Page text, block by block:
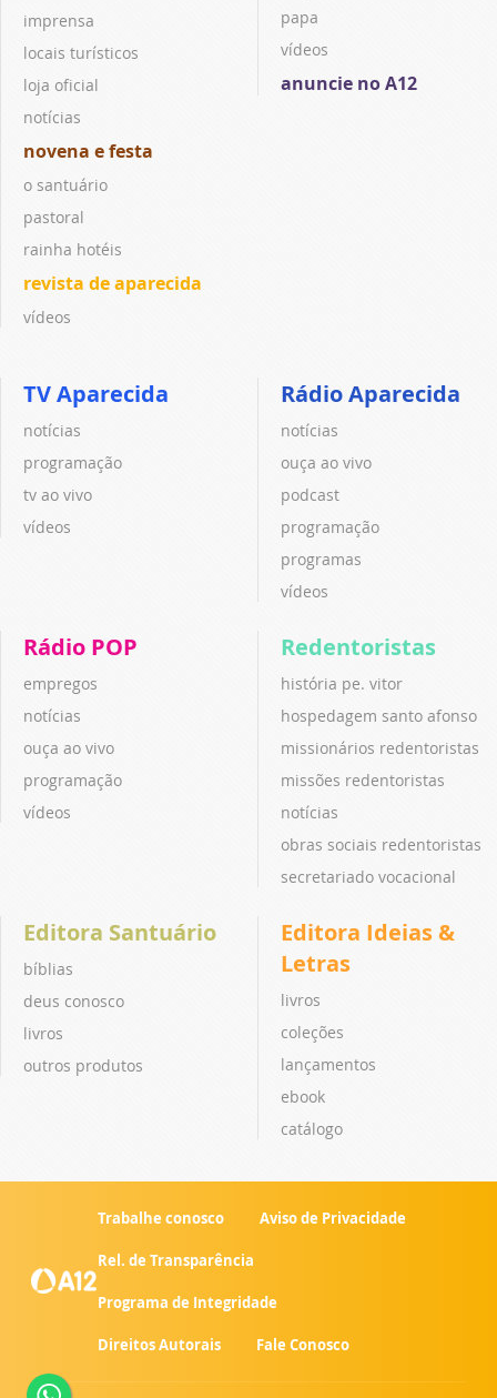
imprensa
locais turísticos
loja oficial
notícias
novena e festa
o santuário
pastoral
rainha hotéis
revista de aparecida
vídeos
papa
vídeos
anuncie no A12
TV Aparecida
notícias
programação
tv ao vivo
vídeos
Rádio Aparecida
notícias
ouça ao vivo
podcast
programação
programas
vídeos
Rádio POP
empregos
notícias
ouça ao vivo
programação
vídeos
Redentoristas
história pe. vitor
hospedagem santo afonso
missionários redentoristas
missões redentoristas
notícias
obras sociais redentoristas
secretariado vocacional
Editora Santuário
bíblias
deus conosco
livros
outros produtos
Editora Ideias &
Letras
livros
coleções
lançamentos
ebook
catálogo
Trabalhe conosco Aviso de Privacidade
Rel. de Transparência
Programa de Integridade
Direitos Autorais Fale Conosco